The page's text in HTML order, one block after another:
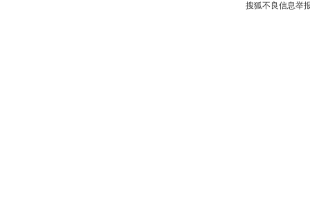
搜狐不良信息举